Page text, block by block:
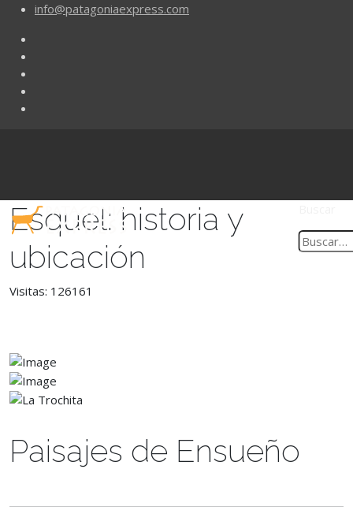
info@patagoniaexpress.com
Esquel: historia y
ubicación
Visitas: 126161
Paisajes de Ensueño